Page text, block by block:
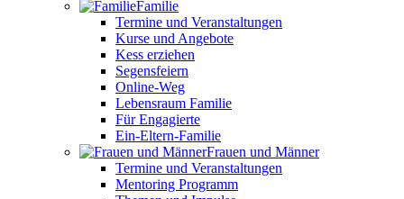
Familie
Termine und Veranstaltungen
Kurse und Angebote
Kess erziehen
Segensfeiern
Online-Weg
Lebensraum Familie
Für Engagierte
Ein-Eltern-Familie
Frauen und Männer
Termine und Veranstaltungen
Mentoring Programm